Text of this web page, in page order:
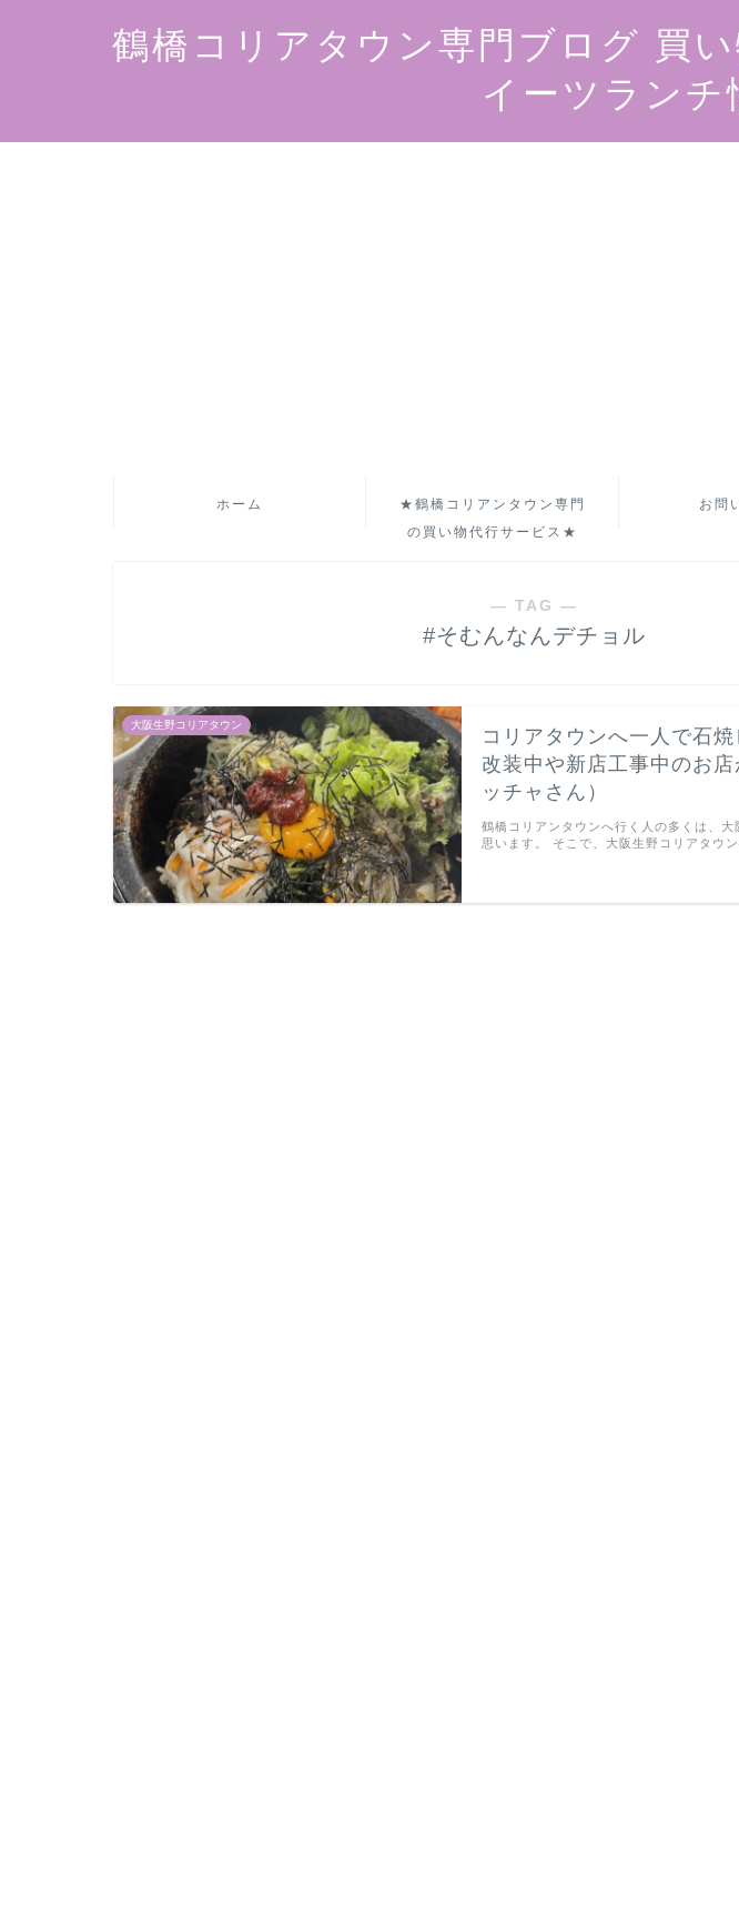
鶴橋コリアタウン専門ブログ 買
イーツランチ
ホーム
★鶴橋コリアンタウン専門
の買い物代行サービス★
お問
― TAG ―
#そむんなんデチョル
大阪生野コリアタウン
コリアタウンへ一人で石焼
改装中や新店工事中のお
ッチャさん）
鶴橋コリアンタウンへ行く人の多くは、
思います。 そこで、大阪生野コリアタウ